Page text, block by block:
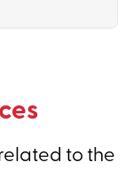
to the